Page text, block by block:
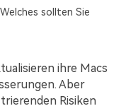
sollten Sie
ihre Macs
Aber
Risiken